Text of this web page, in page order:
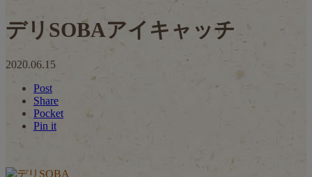
デリSOBAアイキャッチ
2020.06.15
Post
Share
Pocket
Pin it